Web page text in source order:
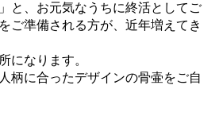
と、お元気なうちに終活としてご
ご準備される方が、近年増えてき
になります。
柄に合ったデザインの骨壷をご自